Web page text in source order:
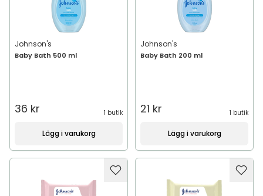
Johnson's
Baby Bath 500 ml
36 kr 1 butik
Lägg i varukorg
Johnson's
Baby Bath 200 ml
21 kr 1 butik
Lägg i varukorg